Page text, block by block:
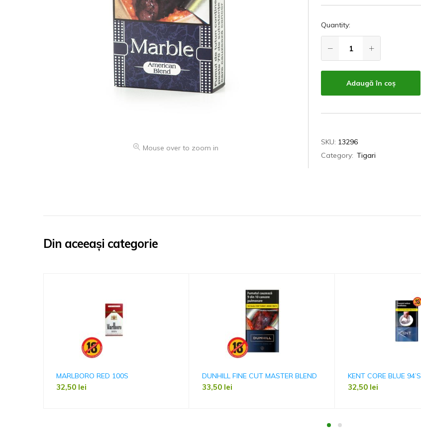
Mouse over to zoom in
Quantity:
Adaugă în coș
SKU: 13296
Category: Tigari
Din aceeași categorie
MARLBORO RED 100S
32,50 lei
DUNHILL FINE CUT MASTER BLEND
33,50 lei
KENT CORE BLUE 94’S
32,50 lei